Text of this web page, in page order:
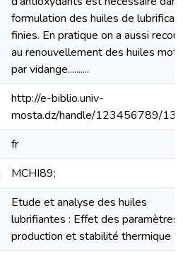
formulation des huiles de
finies. En pratique on a aussi
au renouvellement des huiles
par vidange..........
http://e-biblio.univ-
mosta.dz/handle/123456789/
fr
MCHI89;
Etude et analyse des huiles
lubrifiantes : Effet des paramètres
production et stabilité thermique